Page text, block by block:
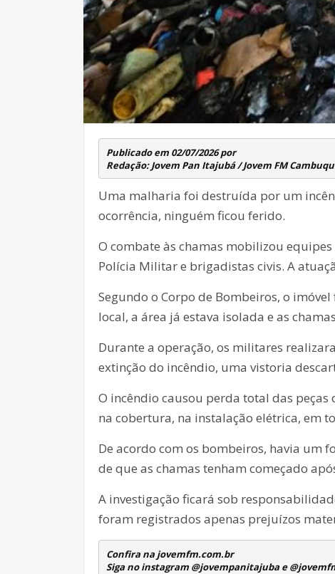
Publicado em 02/07/2026 por
Redação: Jovem Pan Itajubá / Jovem FM
Uma malharia foi destruída por um
ocorrência, ninguém ficou ferido.
O combate às chamas mobilizou
Polícia Militar e brigadistas civis. A
Segundo o Corpo de Bombeiros, o
local, a área já estava isolada e as
Durante a operação, os militares
extinção do incêndio, uma vistoria
O incêndio causou perda total das
na cobertura, na instalação elétrica, em
De acordo com os bombeiros, havia um
de que as chamas tenham começado
A investigação ficará sob
foram registrados apenas prejuízos
Confira na jovemfm.com.br
Siga no instagram @jovempanitajuba e